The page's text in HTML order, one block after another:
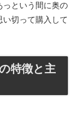
っという間に奥の
切って購入して
特徴と主